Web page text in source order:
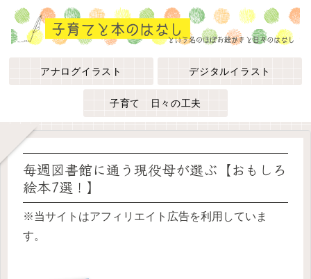
アナログイラスト デジタルイラスト
子育て 日々の工夫
毎週図書館に通う現役母が選ぶ【おもしろ
絵本7選！】
※当サイトはアフィリエイト広告を利用していま
す。